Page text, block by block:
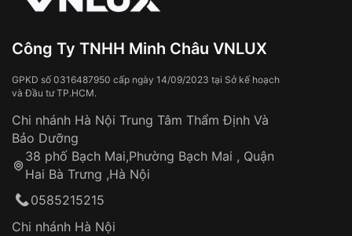
Xem thêm
Thời gian vận chuyển trung bình: 3 – 5 ngày
làm việc
Áp dụng cho tất cả tỉnh thành trên toàn quốc
Thời gian tính từ khi xác nhận đơn hàng thành
công
Hotline: 0585 215 215
Đeo đồng hồ khi tắm nước nóng, xông
Đồng hồ bị hư hỏng do:
Tai nạn hoặc tác động từ bên ngoài
Hao mòn tự nhiên theo thời gian:
Dây đeo
Sản phẩm đã bị:
Tự ý sửa chữa
thống VNLUX
Công Ty TNHH Minh Châu VNLUX
GPKD số 0316487950 cấp ngày 14/09/2023 tại Sở kế hoạch
và Đầu tư TP.HCM.
Chi nhánh Hà Nội Trung Tâm Thẩm Định Và
Bảo Dưỡng
38 phố Bạch Mai,Phường Bạch Mai , Quận
Hai Bà Trưng ,Hà Nội
0585215215
Chi nhánh Hà Nội